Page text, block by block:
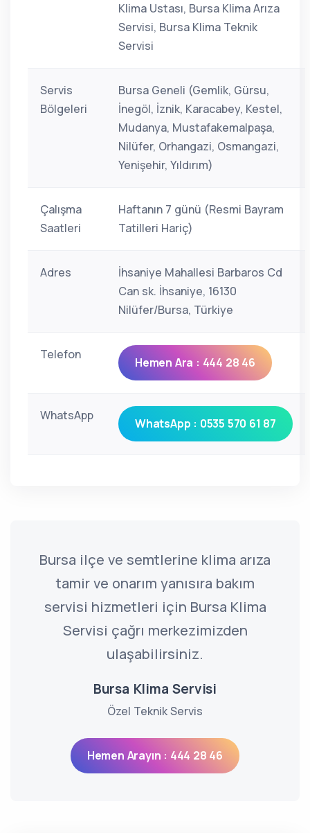
Klima Ustası, Bursa Klima Arıza
Servisi, Bursa Klima Teknik
Servisi
Servis
Bölgeleri
Bursa Geneli (Gemlik, Gürsu,
İnegöl, İznik, Karacabey, Kestel,
Mudanya, Mustafakemalpaşa,
Nilüfer, Orhangazi, Osmangazi,
Yenişehir, Yıldırım)
Çalışma
Saatleri
Haftanın 7 günü (Resmi Bayram
Tatilleri Hariç)
Adres
İhsaniye Mahallesi Barbaros Cd
Can sk. İhsaniye, 16130
Nilüfer/Bursa, Türkiye
Telefon
Hemen Ara : 444 28 46
WhatsApp
WhatsApp : 0535 570 61 87
Bursa ilçe ve semtlerine klima arıza
tamir ve onarım yanısıra bakım
servisi hizmetleri için Bursa Klima
Servisi çağrı merkezimizden
ulaşabilirsiniz.
Bursa Klima Servisi
Özel Teknik Servis
Hemen Arayın : 444 28 46